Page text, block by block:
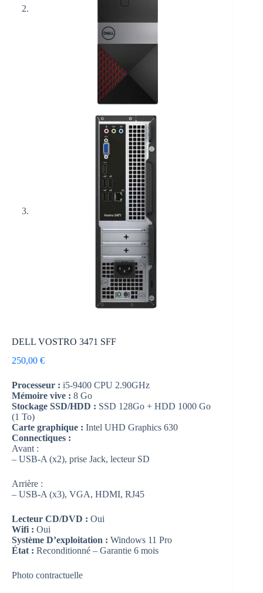
DELL VOSTRO 3471 SFF
250,00 €
Processeur : i5-9400 CPU 2.90GHz
Mémoire vive : 8 Go
Stockage SSD/HDD : SSD 128Go + HDD 1000 Go
(1 To)
Carte graphique : Intel UHD Graphics 630
Connectiques :
Avant :
– USB-A (x2), prise Jack, lecteur SD
Arrière :
– USB-A (x3), VGA, HDMI, RJ45
Lecteur CD/DVD : Oui
Wifi : Oui
Système D’exploitation : Windows 11 Pro
État : Reconditionné – Garantie 6 mois
Photo contractuelle